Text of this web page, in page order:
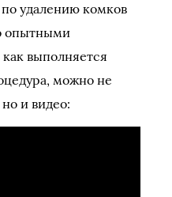
удалению комков
опытными
выполняется
можно не
и видео: